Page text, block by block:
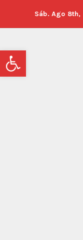
Sáb. Ago 8th,
Abrir